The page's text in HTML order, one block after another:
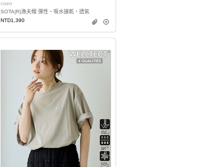
coen
SOTA(R)漁夫帽 彈性・吸水速乾・透氣
NTD1,390